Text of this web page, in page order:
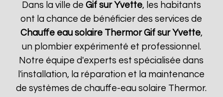
Dans la ville de Gif sur Yvette, les habitants
ont la chance de bénéficier des services de
Chauffe eau solaire Thermor Gif sur Yvette,
un plombier expérimenté et professionnel.
Notre équipe d'experts est spécialisée dans
l'installation, la réparation et la maintenance
de systèmes de chauffe-eau solaire Thermor.